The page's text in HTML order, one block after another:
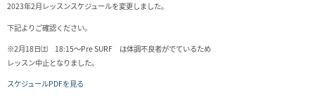
2023年2月レッスンスケジュールを変更しました。
下記よりご確認ください。
※2月18日㈯ 18:15～Pre SURF は体調不良者がでているため
レッスン中止となりました。
スケジュールPDFを見る